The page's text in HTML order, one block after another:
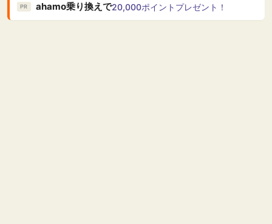
PR ahamo乗り換えで20,000ポイントプレゼント！